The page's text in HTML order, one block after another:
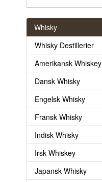
Whisky
Whisky Destillerier
Amerikansk Whiskey
Dansk Whisky
Engelsk Whisky
Fransk Whisky
Indisk Whisky
Irsk Whiskey
Japansk Whisky